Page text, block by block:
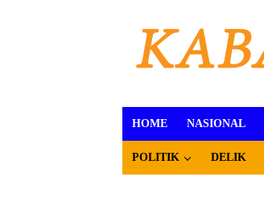
HOME NASIONAL
POLITIK DELIK